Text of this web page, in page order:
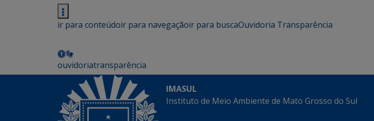
ir para conteúdoir para navegaçãoir para buscaOuvidoria Transparência
ouvidoriatransparência
IMASUL
Instituto de Meio Ambiente de Mato Grosso do Sul